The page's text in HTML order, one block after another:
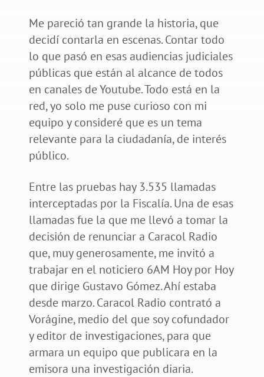
Me pareció tan grande la historia, que
decidí contarla en escenas. Contar todo
lo que pasó en esas audiencias judiciales
públicas que están al alcance de todos
en canales de Youtube. Todo está en la
red, yo solo me puse curioso con mi
equipo y consideré que es un tema
relevante para la ciudadanía, de interés
público.
Entre las pruebas hay 3.535 llamadas
interceptadas por la Fiscalía. Una de esas
llamadas fue la que me llevó a tomar la
decisión de renunciar a Caracol Radio
que, muy generosamente, me invitó a
trabajar en el noticiero 6AM Hoy por Hoy
que dirige Gustavo Gómez. Ahí estaba
desde marzo. Caracol Radio contrató a
Vorágine, medio del que soy cofundador
y editor de investigaciones, para que
armara un equipo que publicara en la
emisora una investigación diaria.